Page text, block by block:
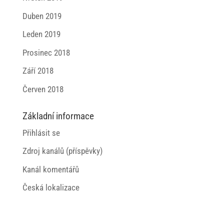
Duben 2019
Leden 2019
Prosinec 2018
Září 2018
Červen 2018
Základní informace
Přihlásit se
Zdroj kanálů (příspěvky)
Kanál komentářů
Česká lokalizace